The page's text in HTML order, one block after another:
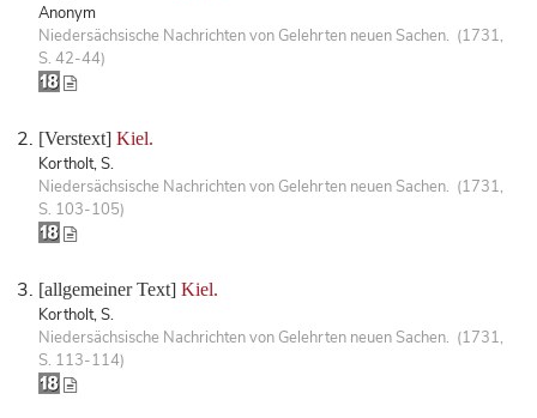
Anonym
Niedersächsische Nachrichten von Gelehrten neuen Sachen. (1731,
S. 42-44)
[Verstext] Kiel.
Kortholt, S.
Niedersächsische Nachrichten von Gelehrten neuen Sachen. (1731,
S. 103-105)
[allgemeiner Text] Kiel.
Kortholt, S.
Niedersächsische Nachrichten von Gelehrten neuen Sachen. (1731,
S. 113-114)